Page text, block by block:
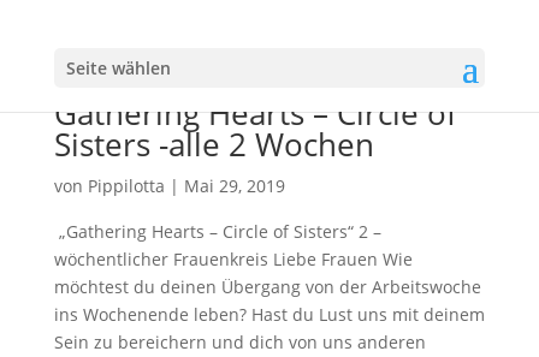
Seite wählen
Gathering Hearts – Circle of
Sisters -alle 2 Wochen
von Pippilotta | Mai 29, 2019
„Gathering Hearts – Circle of Sisters“ 2 –
wöchentlicher Frauenkreis Liebe Frauen Wie
möchtest du deinen Übergang von der Arbeitswoche
ins Wochenende leben? Hast du Lust uns mit deinem
Sein zu bereichern und dich von uns anderen